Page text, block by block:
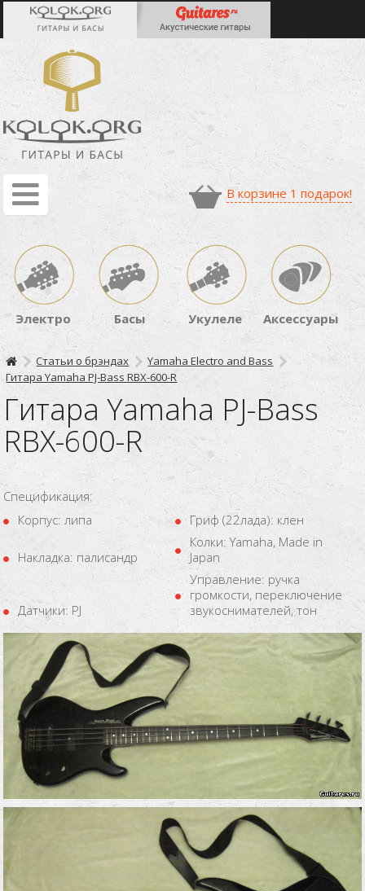
Электро Басы Укулеле Аксессуары
В корзине 1 подарок!
Статьи о брэндах
Yamaha Electro and Bass
Гитара Yamaha PJ-Bass RBX-600-R
Гитара Yamaha PJ-Bass
RBX-600-R
Спецификация:
Корпус: липа
Гриф (22лада): клен
Накладка: палисандр
Колки: Yamaha, Made in
Japan
Датчики: PJ
Управление: ручка
громкости, переключение
звукоснимателей, тон